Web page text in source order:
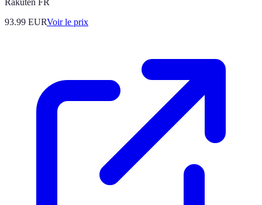
Rakuten FR
93.99 EURVoir le prix